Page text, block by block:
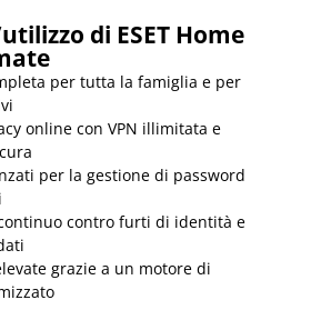
di ESET Home
per tutta la famiglia e per
online con VPN illimitata e
per la gestione di password
contro furti di identità e
grazie a un motore di